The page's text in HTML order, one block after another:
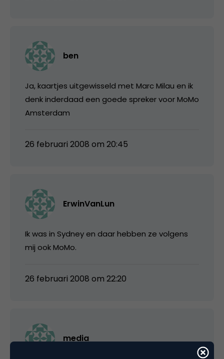
ben
Ja, kaartjes uitgewisseld met Marc Milau en ik
denk inderdaad een goede spreker voor MoMo
Amsterdam
26 februari 2008 om 20:45
ErwinVanLun
Ik was in Sydney en daar hebben ze volgens
mij ook MoMo.
26 februari 2008 om 22:20
media